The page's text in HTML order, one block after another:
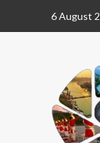
6 August